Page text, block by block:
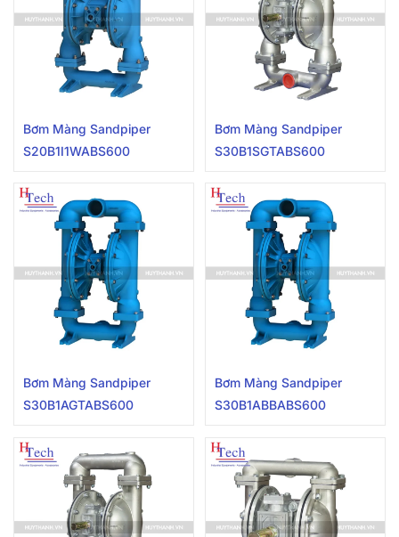
Bơm Màng Sandpiper
S20B1I1WABS600
Bơm Màng Sandpiper
S30B1SGTABS600
Bơm Màng Sandpiper
S30B1AGTABS600
Bơm Màng Sandpiper
S30B1ABBABS600